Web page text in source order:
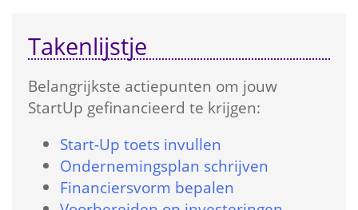
Takenlijstje
Belangrijkste actie­punten om jouw
StartUp gefinancieerd te krijgen:
Start-Up toets in­vullen
Onder­nemings­plan schrijven
Financiers­vorm bepalen